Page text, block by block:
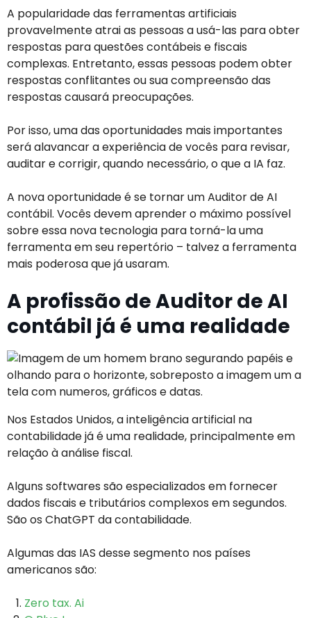
A popularidade das ferramentas artificiais
provavelmente atrai as pessoas a usá-las para obter
respostas para questões contábeis e fiscais
complexas. Entretanto, essas pessoas podem obter
respostas conflitantes ou sua compreensão das
respostas causará preocupações.
Por isso, uma das oportunidades mais importantes
será alavancar a experiência de vocês para revisar,
auditar e corrigir, quando necessário, o que a IA faz.
A nova oportunidade é se tornar um Auditor de AI
contábil. Vocês devem aprender o máximo possível
sobre essa nova tecnologia para torná-la uma
ferramenta em seu repertório – talvez a ferramenta
mais poderosa que já usaram.
A profissão de Auditor de AI
contábil já é uma realidade
Nos Estados Unidos, a inteligência artificial na
contabilidade já é uma realidade, principalmente em
relação à análise fiscal.
Alguns softwares são especializados em fornecer
dados fiscais e tributários complexos em segundos.
São os ChatGPT da contabilidade.
Algumas das IAS desse segmento nos países
americanos são:
Zero tax. Ai